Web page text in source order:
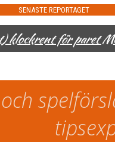
SENASTE REPORTAGET
klockrent för paret